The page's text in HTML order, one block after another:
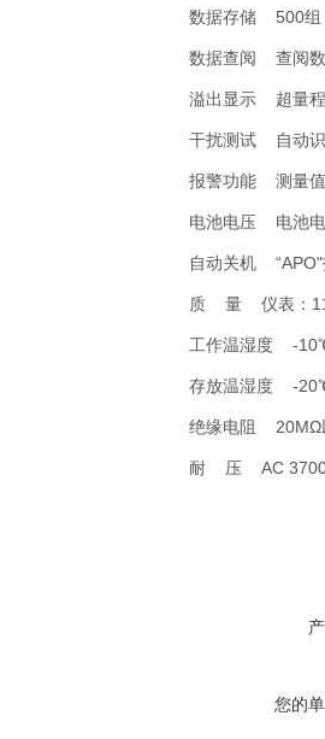
数据存储 500组
数据查阅 查阅数
溢出显示 超量程
干扰测试 自动识
报警功能 测量值
电池电压 电池电
自动关机 “APO"
质 量 仪表：
工作温湿度 -
存放温湿度 -
绝缘电阻 20MΩ
耐 压 AC
您的